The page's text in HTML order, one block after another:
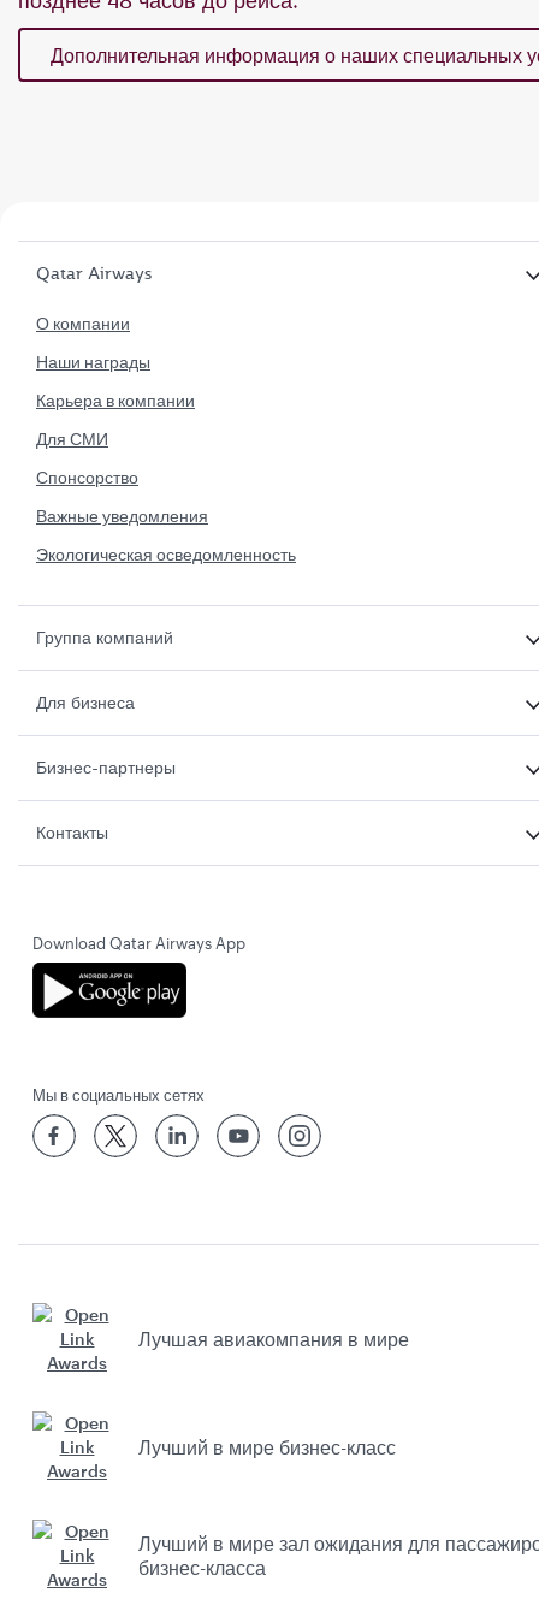
Дополнительная информация о наших специальных
Qatar Airways
О компании
Наши награды
Карьера в компании
Для СМИ
Спонсорство
Важные уведомления
Экологическая осведомленность
Группа компаний
Для бизнеса
Бизнес-партнеры
Контакты
Download Qatar Airways App
Мы в социальных сетях
Лучшая авиакомпания в мире
Лучший в мире бизнес-класс
Лучший в мире зал ожидания для
бизнес-класса